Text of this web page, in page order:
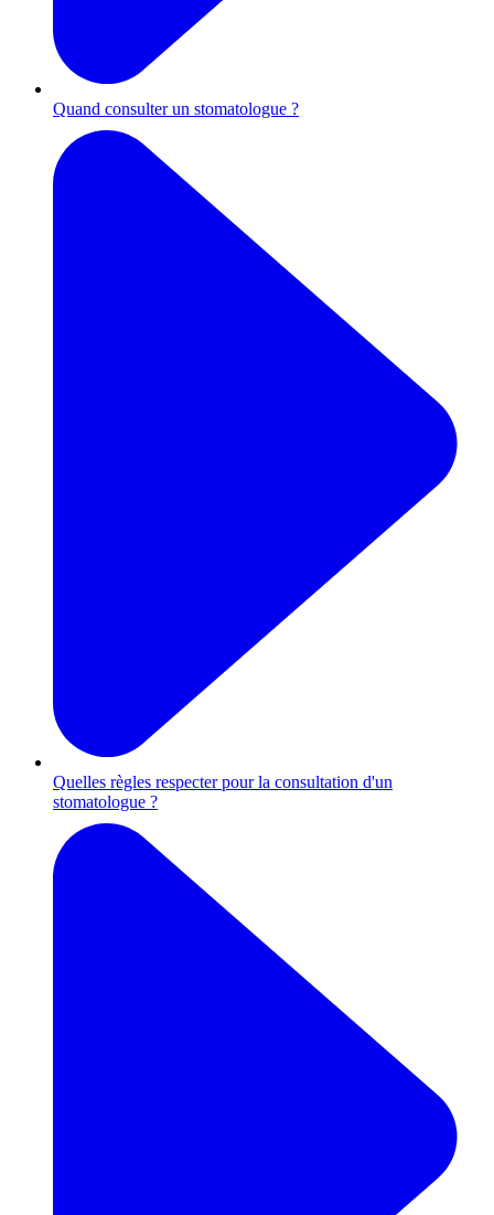
Quand consulter un stomatologue ?
Quelles règles respecter pour la consultation d'un
stomatologue ?